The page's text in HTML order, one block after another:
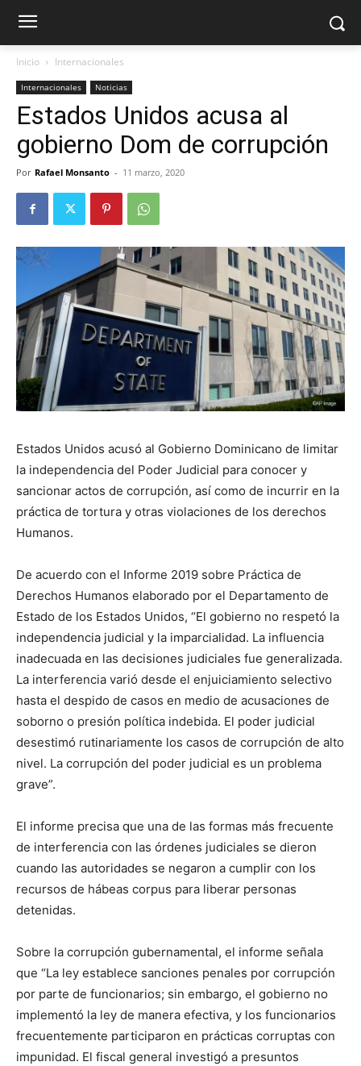
Inicio Internacionales
Internacionales Noticias
Estados Unidos acusa al
gobierno Dom de corrupción
Por Rafael Monsanto - 11 marzo, 2020
Estados Unidos acusó al Gobierno Dominicano de limitar
la independencia del Poder Judicial para conocer y
sancionar actos de corrupción, así como de incurrir en la
práctica de tortura y otras violaciones de los derechos
Humanos.
De acuerdo con el Informe 2019 sobre Práctica de
Derechos Humanos elaborado por el Departamento de
Estado de los Estados Unidos, “El gobierno no respetó la
independencia judicial y la imparcialidad. La influencia
inadecuada en las decisiones judiciales fue generalizada.
La interferencia varió desde el enjuiciamiento selectivo
hasta el despido de casos en medio de acusaciones de
soborno o presión política indebida. El poder judicial
desestimó rutinariamente los casos de corrupción de alto
nivel. La corrupción del poder judicial es un problema
grave”.
El informe precisa que una de las formas más frecuente
de interferencia con las órdenes judiciales se dieron
cuando las autoridades se negaron a cumplir con los
recursos de hábeas corpus para liberar personas
detenidas.
Sobre la corrupción gubernamental, el informe señala
que “La ley establece sanciones penales por corrupción
por parte de funcionarios; sin embargo, el gobierno no
implementó la ley de manera efectiva, y los funcionarios
frecuentemente participaron en prácticas corruptas con
impunidad. El fiscal general investigó a presuntos